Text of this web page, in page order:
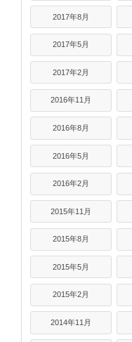
2017年8月
2017年5月
2017年2月
2016年11月
2016年8月
2016年5月
2016年2月
2015年11月
2015年8月
2015年5月
2015年2月
2014年11月